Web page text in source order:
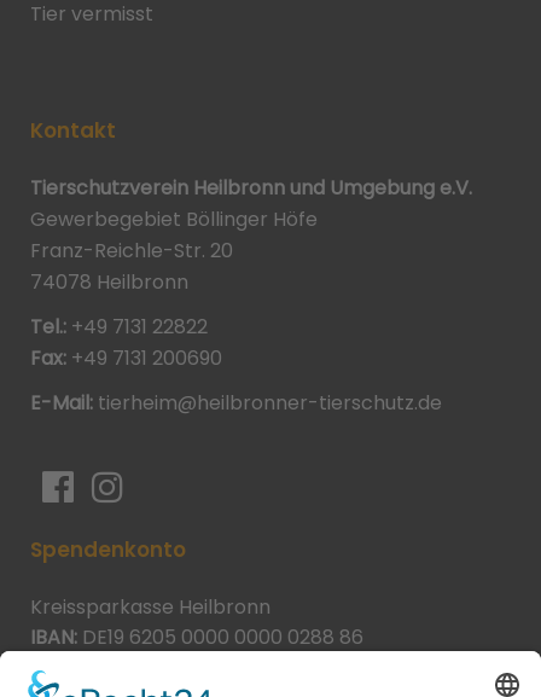
Tier vermisst
Kontakt
Tierschutzverein Heilbronn und Umgebung e.V.
Gewerbegebiet Böllinger Höfe
Franz-Reichle-Str. 20
74078 Heilbronn
Tel.: +49 7131 22822
Fax: +49 7131 200690
E-Mail: tierheim@heilbronner-tierschutz.de
Spendenkonto
Kreissparkasse Heilbronn
IBAN: DE19 6205 0000 0000 0288 86
BIC: